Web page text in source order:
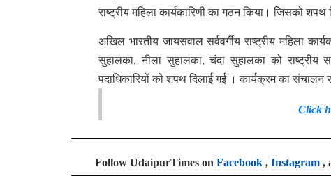
राष्ट्रीय महिला कार्यकारिणी का गठन किया। जिसको शपथ
अखिल भारतीय जायसवाल सर्ववर्गीय राष्ट्रीय महिला
सुहालका, नीला सुहालका, चंदा सुहालका को राष्ट्रीय
पदाधिकारियों को शपथ दिलाई गई । कार्यक्रम का संचालन
Click
Follow UdaipurTimes on Facebook , Instagram ,